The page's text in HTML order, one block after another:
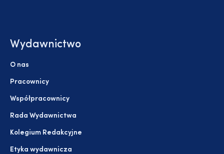
Wydawnictwo
O nas
Pracownicy
Współpracownicy
Rada Wydawnictwa
Kolegium Redakcyjne
Etyka wydawnicza